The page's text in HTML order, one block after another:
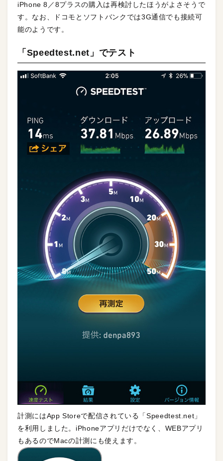
iPhone 8／8プラスの購入は再検討したほうがよさそうで
す。なお、ドコモとソフトバンクでは3G通信でも接続可
能のようです。
「Speedtest.net」でテスト
計測にはApp Storeで配信されている「Speedtest.net」
を利用しました。iPhoneアプリだけでなく、WEBアプリ
もあるのでMacの計測にも使えます。